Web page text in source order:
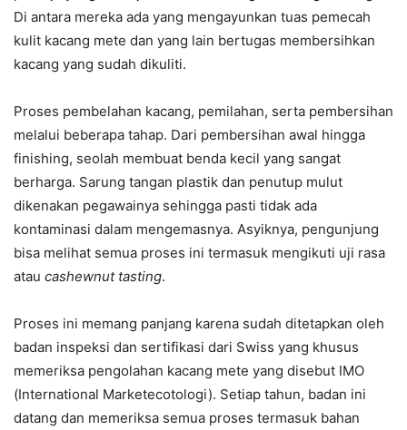
Di antara mereka ada yang mengayunkan tuas pemecah
kulit kacang mete dan yang lain bertugas membersihkan
kacang yang sudah dikuliti.
Proses pembelahan kacang, pemilahan, serta pembersihan
melalui beberapa tahap. Dari pembersihan awal hingga
finishing, seolah membuat benda kecil yang sangat
berharga. Sarung tangan plastik dan penutup mulut
dikenakan pegawainya sehingga pasti tidak ada
kontaminasi dalam mengemasnya. Asyiknya, pengunjung
bisa melihat semua proses ini termasuk mengikuti uji rasa
atau cashewnut tasting.
Proses ini memang panjang karena sudah ditetapkan oleh
badan inspeksi dan sertifikasi dari Swiss yang khusus
memeriksa pengolahan kacang mete yang disebut IMO
(International Marketecotologi). Setiap tahun, badan ini
datang dan memeriksa semua proses termasuk bahan